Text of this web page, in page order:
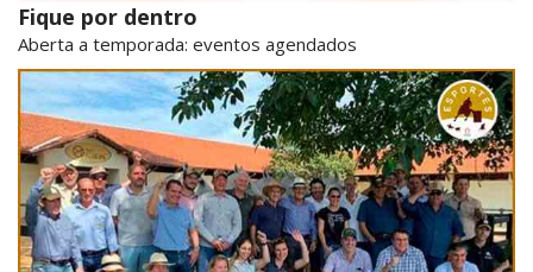
Fique por dentro
Aberta a temporada: eventos agendados